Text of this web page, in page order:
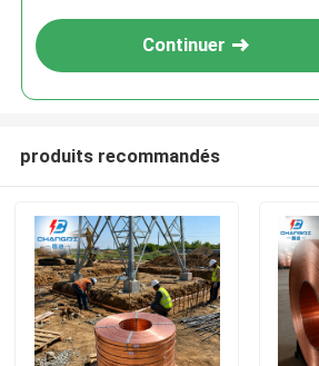
Continuer
produits recommandés